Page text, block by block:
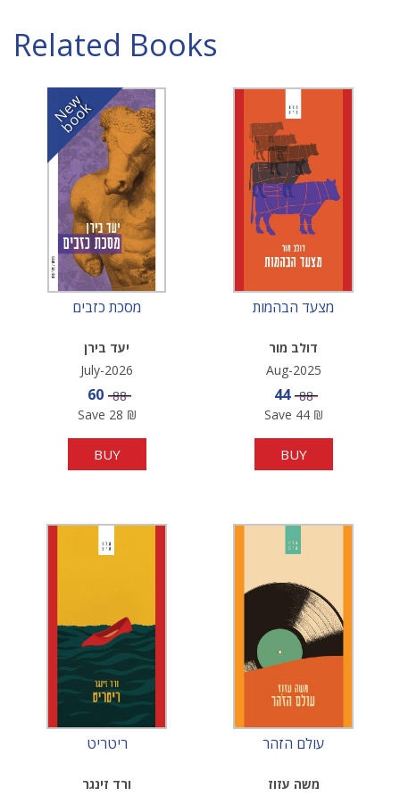
Related Books
N
e
w
b
o
o
k
מסכת כזבים
יעד בירן
July-2026
Sale price
60 Price
88
Save 28 ₪
BUY
מצעד הבהמות
דולב מור
Aug-2025
Sale price
44 Price
88
Save 44₪
BUY
ריטריט
ורד זינגר
עולם הזהר
משה עזוז